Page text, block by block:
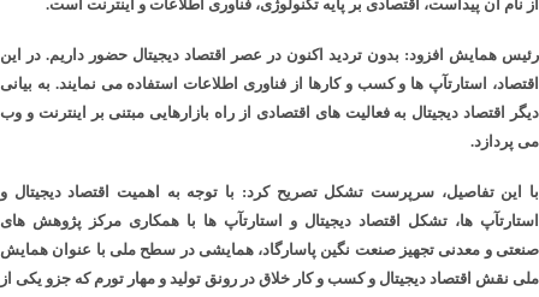
از نام آن پیداست، اقتصادی بر پایه تکنولوژی، فناوری اطلاعات و اینترنت است.
رئیس همایش افزود: بدون تردید اکنون در عصر اقتصاد دیجیتال حضور داریم. در این
اقتصاد، استارتآپ ها و کسب و کارها از فناوری اطلاعات استفاده می نمایند. به بیانی
دیگر اقتصاد دیجیتال به فعالیت های اقتصادی از راه بازارهایی مبتنی بر اینترنت و وب
می پردازد.
با این تفاصیل، سرپرست تشکل تصریح کرد: با توجه به اهمیت اقتصاد دیجیتال و
استارتآپ ها، تشکل اقتصاد دیجیتال و استارتآپ ها با همکاری مرکز پژوهش های
صنعتی و معدنی تجهیز صنعت نگین پاسارگاد، همایشی در سطح ملی با عنوان همایش
ملی نقش اقتصاد دیجیتال و کسب و کار خلاق در رونق تولید و مهار تورم که جزو یکی از